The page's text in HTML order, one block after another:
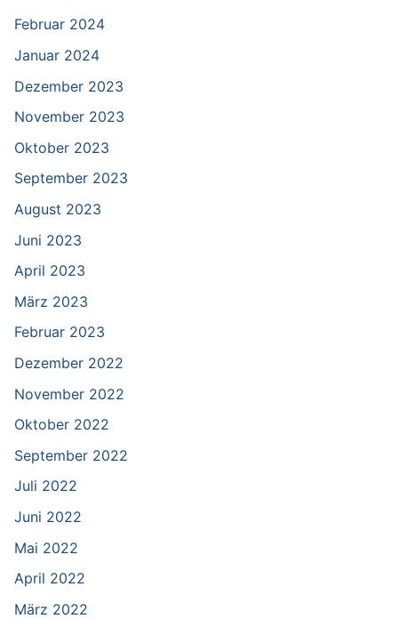
Februar 2024
Januar 2024
Dezember 2023
November 2023
Oktober 2023
September 2023
August 2023
Juni 2023
April 2023
März 2023
Februar 2023
Dezember 2022
November 2022
Oktober 2022
September 2022
Juli 2022
Juni 2022
Mai 2022
April 2022
März 2022